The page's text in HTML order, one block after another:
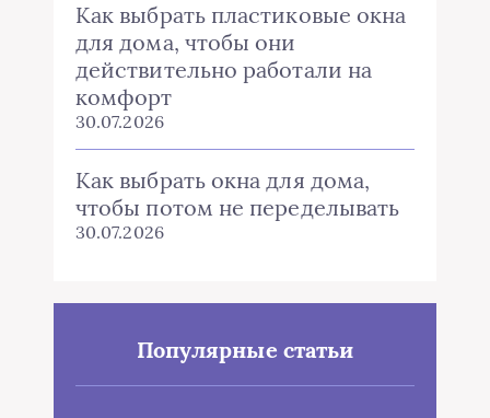
Как выбрать пластиковые окна
для дома, чтобы они
действительно работали на
комфорт
30.07.2026
Как выбрать окна для дома,
чтобы потом не переделывать
30.07.2026
Популярные статьи